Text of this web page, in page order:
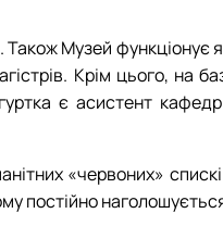
Також Музей функціонує
Крім цього, на
є асистент
«червоних»
постійно